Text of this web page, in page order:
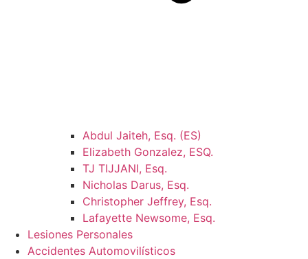
Abdul Jaiteh, Esq. (ES)
Elizabeth Gonzalez, ESQ.
TJ TIJJANI, Esq.
Nicholas Darus, Esq.
Christopher Jeffrey, Esq.
Lafayette Newsome, Esq.
Lesiones Personales
Accidentes Automovilísticos